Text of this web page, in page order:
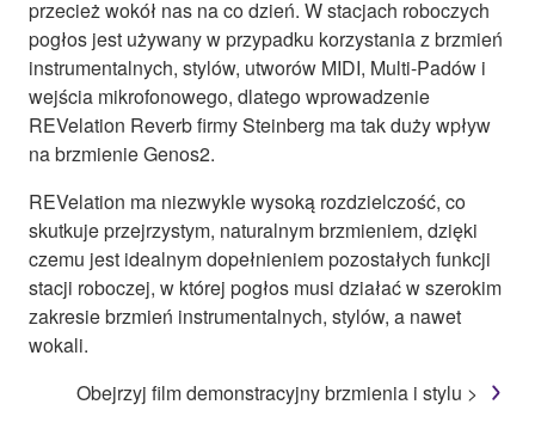
przecież wokół nas na co dzień. W stacjach roboczych
pogłos jest używany w przypadku korzystania z brzmień
instrumentalnych, stylów, utworów MIDI, Multi-Padów i
wejścia mikrofonowego, dlatego wprowadzenie
REVelation Reverb firmy Steinberg ma tak duży wpływ
na brzmienie Genos2.
REVelation ma niezwykle wysoką rozdzielczość, co
skutkuje przejrzystym, naturalnym brzmieniem, dzięki
czemu jest idealnym dopełnieniem pozostałych funkcji
stacji roboczej, w której pogłos musi działać w szerokim
zakresie brzmień instrumentalnych, stylów, a nawet
wokali.
Obejrzyj film demonstracyjny brzmienia i stylu >